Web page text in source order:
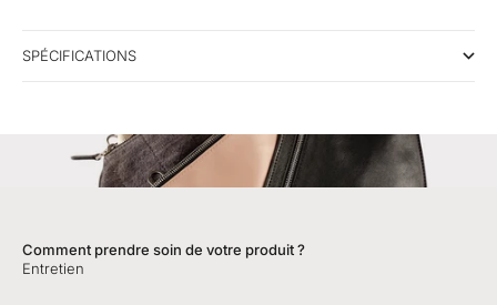
SPÉCIFICATIONS
Comment prendre soin de votre produit ?
Entretien